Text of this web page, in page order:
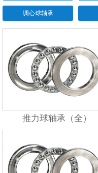
调心球轴承
推力球轴承（全）